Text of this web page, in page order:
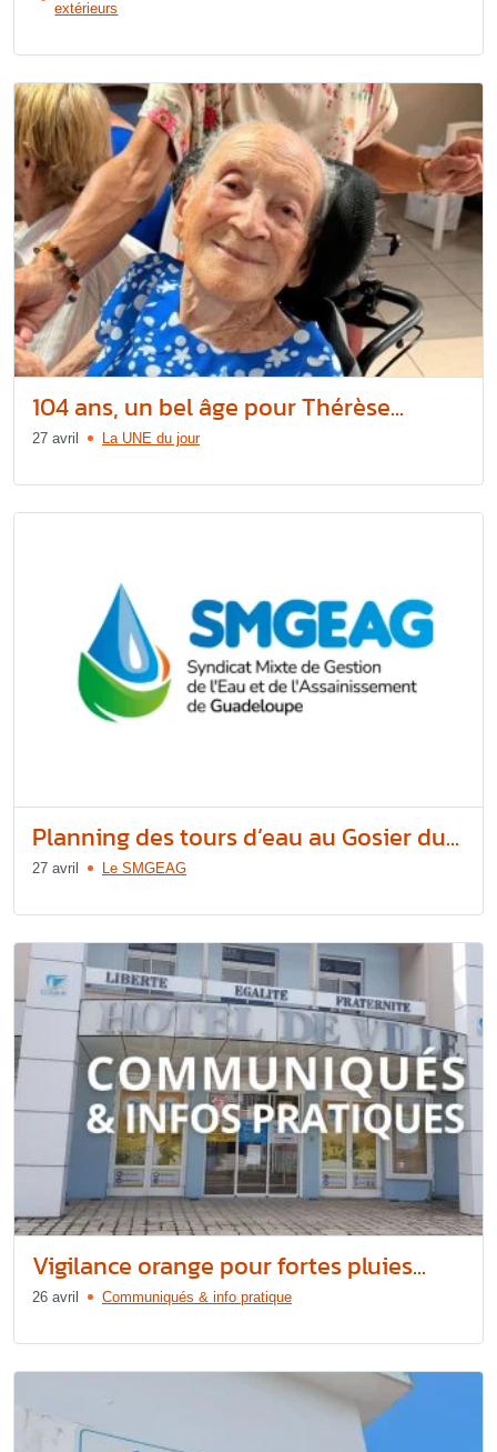
extérieurs
104 ans, un bel âge pour Thérèse...
27 avril La UNE du jour
Planning des tours d’eau au Gosier du...
27 avril Le SMGEAG
Vigilance orange pour fortes pluies...
26 avril Communiqués & info pratique